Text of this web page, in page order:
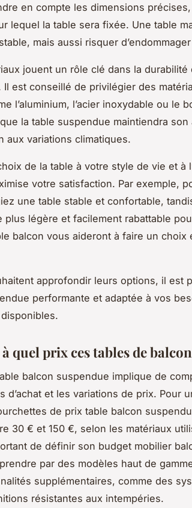
en compte les dimensions
lequel la table sera fixée. Une table
mais aussi risquer
jouent un rôle clé dans la durabilité
Il est conseillé de privilégier des
l’aluminium, l’acier inoxydable ou le
la table suspendue maintiendra
aux variations climatiques.
de la table à votre style de vie et à
votre satisfaction. Par exemple,
une table stable et confortable,
plus légère et facilement rabattable
balcon vous aideront à faire un choix
approfondir leurs options, il est
performante et adaptée à vos
quel prix ces tables de
balcon suspendue implique de
d’achat et les variations de prix. Pour
de prix table balcon
30 € et 150 €, selon les matériaux
de définir son budget mobilier
par des modèles haut de
supplémentaires, comme des
résistantes aux intempéries.